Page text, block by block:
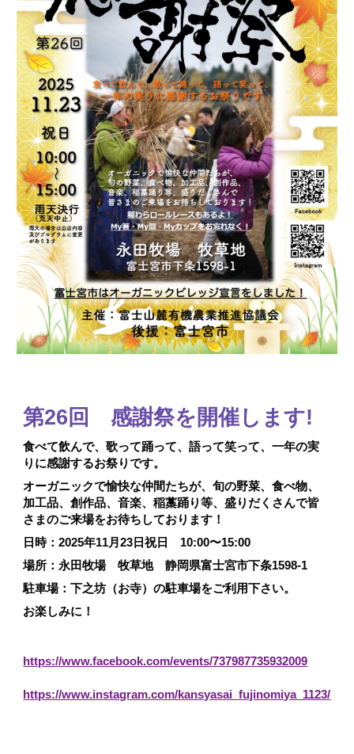
第26回 感謝祭を開催します!
食べて飲んで、歌って踊って、語って笑って、一年の実
りに感謝するお祭りです。
オーガニックで愉快な仲間たちが、旬の野菜、食べ物、
加工品、創作品、音楽、稲藁踊り等、盛りだくさんで皆
さまのご来場をお待ちしております！
日時：2025年11月23日祝日 10:00〜15:00
場所：永田牧場 牧草地 静岡県富士宮市下条1598-1
駐車場：下之坊（お寺）の駐車場をご利用下さい。
お楽しみに！
https://www.facebook.com/events/737987735932009
https://www.instagram.com/kansyasai_fujinomiya_1123/